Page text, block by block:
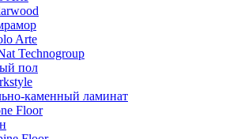
Arte
Technogroup
пол
каменный ламинат
Floor